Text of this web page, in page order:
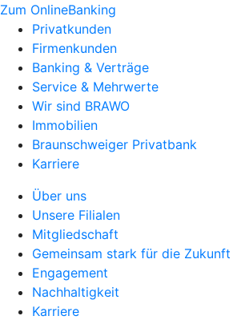
Zum OnlineBanking
Privatkunden
Firmenkunden
Banking & Verträge
Service & Mehrwerte
Wir sind BRAWO
Immobilien
Braunschweiger Privatbank
Karriere
Über uns
Unsere Filialen
Mitgliedschaft
Gemeinsam stark für die Zukunft
Engagement
Nachhaltigkeit
Karriere